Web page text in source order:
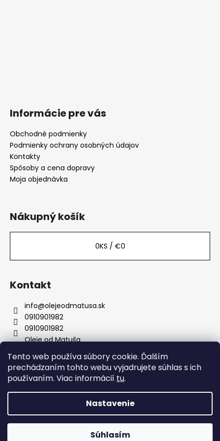
Tento web používa súbory cookie. Ďalším
prechádzaním tohto webu vyjadrujete súhlas s ich
používaním. Viac informácií tu.
Nastavenie
Súhlasím
Informácie pre vás
Obchodné podmienky
Podmienky ochrany osobných údajov
Kontakty
Spôsoby a cena dopravy
Moja objednávka
Nákupný košík
0KS / €0
Kontakt
info@olejeodmatusa.sk
0910901982
0910901982
Oleje od Matuša
Instagram
Copyright 2026Oleje od Matúša. Všetky práva
vyhradené.